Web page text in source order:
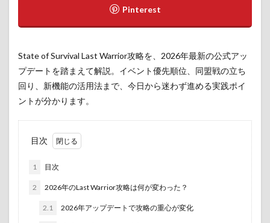
State of Survival Last Warrior攻略を、2026年最新の公式アッ
プデートを踏まえて解説。イベント優先順位、同盟戦の立ち
回り、新機能の活用法まで、今日から迷わず進める実践ポイ
ントが分かります。
目次
1 目次
2 2026年のLast Warrior攻略は何が変わった？
2.1 2026年アップデートで攻略の重心が変化
The Lord of the Rings: War
イラスト
エンタメ
エンタメ最新
エンタメ最新まとめ
オープンワールドRPG
クレヨンしんちゃん オラのすごろく大作戦 完全攻略
ゲーム攻略最強キャラランキング33
ゲーム攻略最強キャラランキング34
トレンド
ポケットモンスター ファイアレッド・リーフグリーン 最新情